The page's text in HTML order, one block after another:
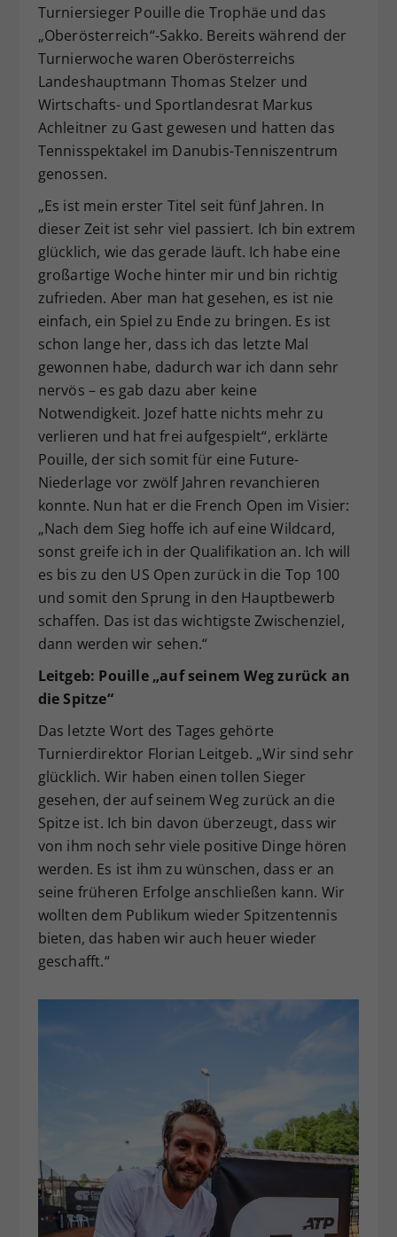
Turniersieger Pouille die Trophäe und das
„Oberösterreich“-Sakko. Bereits während der
Turnierwoche waren Oberösterreichs
Landeshauptmann Thomas Stelzer und
Wirtschafts- und Sportlandesrat Markus
Achleitner zu Gast gewesen und hatten das
Tennisspektakel im Danubis-Tenniszentrum
genossen.
„Es ist mein erster Titel seit fünf Jahren. In
dieser Zeit ist sehr viel passiert. Ich bin extrem
glücklich, wie das gerade läuft. Ich habe eine
großartige Woche hinter mir und bin richtig
zufrieden. Aber man hat gesehen, es ist nie
einfach, ein Spiel zu Ende zu bringen. Es ist
schon lange her, dass ich das letzte Mal
gewonnen habe, dadurch war ich dann sehr
nervös – es gab dazu aber keine
Notwendigkeit. Jozef hatte nichts mehr zu
verlieren und hat frei aufgespielt“, erklärte
Pouille, der sich somit für eine Future-
Niederlage vor zwölf Jahren revanchieren
konnte. Nun hat er die French Open im Visier:
„Nach dem Sieg hoffe ich auf eine Wildcard,
sonst greife ich in der Qualifikation an. Ich will
es bis zu den US Open zurück in die Top 100
und somit den Sprung in den Hauptbewerb
schaffen. Das ist das wichtigste Zwischenziel,
dann werden wir sehen.“
Leitgeb: Pouille „auf seinem Weg zurück an
die Spitze“
Das letzte Wort des Tages gehörte
Turnierdirektor Florian Leitgeb. „Wir sind sehr
glücklich. Wir haben einen tollen Sieger
gesehen, der auf seinem Weg zurück an die
Spitze ist. Ich bin davon überzeugt, dass wir
von ihm noch sehr viele positive Dinge hören
werden. Es ist ihm zu wünschen, dass er an
seine früheren Erfolge anschließen kann. Wir
wollten dem Publikum wieder Spitzentennis
bieten, das haben wir auch heuer wieder
geschafft.“